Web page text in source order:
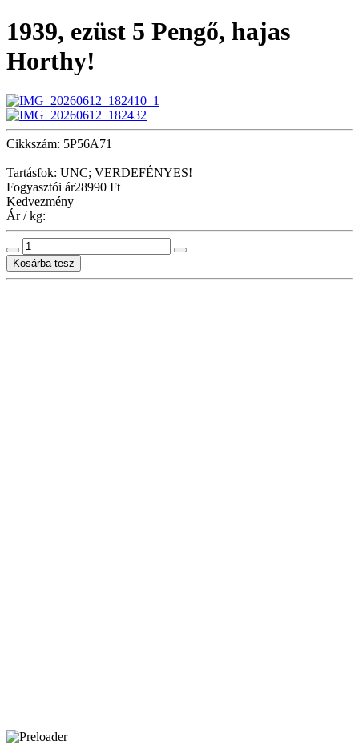
1939, ezüst 5 Pengő, hajas
Horthy!
Cikkszám: 5P56A71
Tartásfok: UNC; VERDEFÉNYES!
Fogyasztói ár28990 Ft
Kedvezmény
Ár / kg: